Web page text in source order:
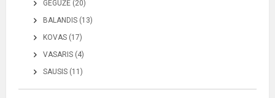
GEGUŽĖ (20)
BALANDIS (13)
KOVAS (17)
VASARIS (4)
SAUSIS (11)